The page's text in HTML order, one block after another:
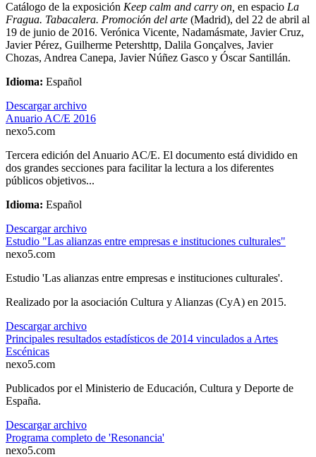
Catálogo de la exposición Keep calm and carry on, en espacio La
Fragua. Tabacalera. Promoción del arte (Madrid), del 22 de abril al
19 de junio de 2016. Verónica Vicente, Nadamásmate, Javier Cruz,
Javier Pérez, Guilherme Petershttp, Dalila Gonçalves, Javier
Chozas, Andrea Canepa, Javier Núñez Gasco y Óscar Santillán.
Idioma: Español
Descargar archivo
Anuario AC/E 2016
nexo5.com
Tercera edición del Anuario AC/E. El documento está dividido en
dos grandes secciones para facilitar la lectura a los diferentes
públicos objetivos...
Idioma: Español
Descargar archivo
Estudio "Las alianzas entre empresas e instituciones culturales"
nexo5.com
Estudio 'Las alianzas entre empresas e instituciones culturales'.
Realizado por la asociación Cultura y Alianzas (CyA) en 2015.
Descargar archivo
Principales resultados estadísticos de 2014 vinculados a Artes
Escénicas
nexo5.com
Publicados por el Ministerio de Educación, Cultura y Deporte de
España.
Descargar archivo
Programa completo de 'Resonancia'
nexo5.com